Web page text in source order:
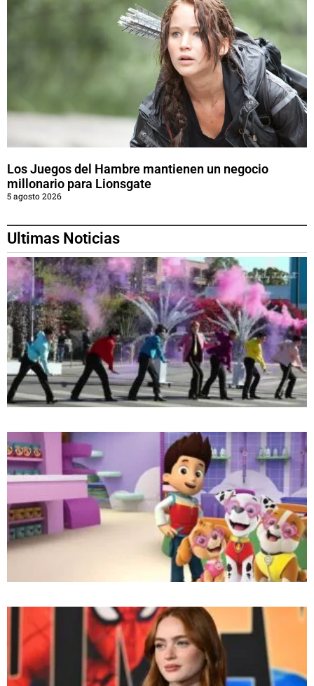
Los Juegos del Hambre mantienen un negocio
millonario para Lionsgate
5 agosto 2026
Ultimas Noticias